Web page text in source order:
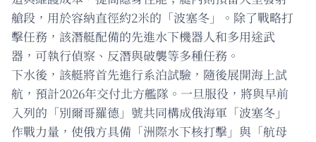
艙段，用於容納直徑約2米的「波塞冬」。除了戰略打
擊任務，該潛艇配備的先進水下機器人和多用途武
器，可執行偵察、反潛與破襲等多種任務。
下水後，該艇將首先進行系泊試驗，隨後展開海上試
航，預計2026年交付北方艦隊。一旦服役，將與早前
入列的「別爾哥羅德」號共同構成俄海軍「波塞冬」
作戰力量，使俄方具備「洲際水下核打擊」與「航母